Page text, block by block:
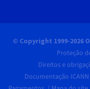
© Copyright 1999-2026
Proteção
Direitos e
Documentação